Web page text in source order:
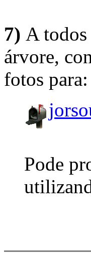
7) A todos
árvore,
fotos para:
Pode